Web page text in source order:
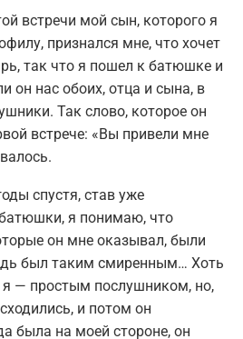
встречи мой сын, которого я
признался мне, что хочет
так что я пошел к батюшке и
он нас обоих, отца и сына, в
Так слово, которое он
встрече: «Вы привели мне
спустя, став уже
я понимаю, что
он мне оказывал, были
был таким смиренным… Хоть
я — простым послушником, но,
и потом он
была на моей стороне, он